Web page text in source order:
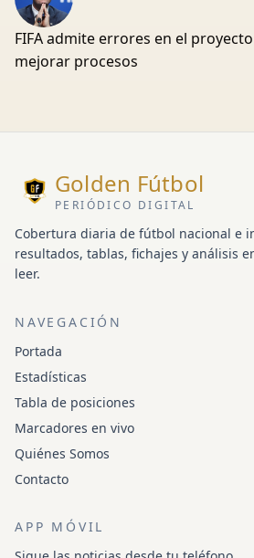
FIFA admite errores en el
mejorar procesos
Golden Fútbol
PERIÓDICO DIGITAL
Cobertura diaria de fútbol nacional e
resultados, tablas, fichajes y análisis
leer.
NAVEGACIÓN
Portada
Estadísticas
Tabla de posiciones
Marcadores en vivo
Quiénes Somos
Contacto
APP MÓVIL